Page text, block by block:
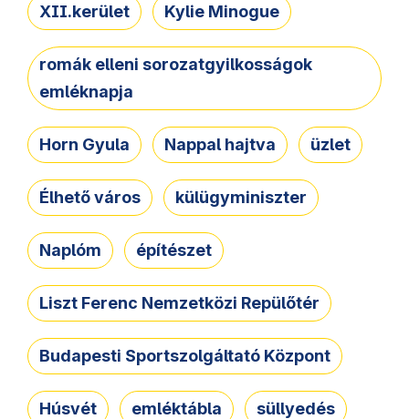
XII.kerület Kylie Minogue
romák elleni sorozatgyilkosságok
emléknapja
Horn Gyula Nappal hajtva üzlet
Élhető város külügyminiszter
Naplóm építészet
Liszt Ferenc Nemzetközi Repülőtér
Budapesti Sportszolgáltató Központ
Húsvét emléktábla süllyedés